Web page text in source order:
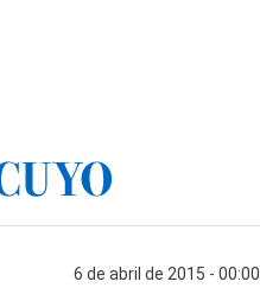
6 de abril de 2015 - 00:00